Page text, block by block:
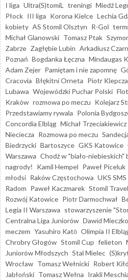
I liga Ultra(S)tomiL treningi Miedź
Płock III liga Korona Kielce Lechia
kobiety AS Stomil Olsztyn R-Gol
Michał Glanowski Tomasz Ptak
Zabrze Zagłębie Lubin Arkadiusz
Poznań Bogdanka Łęczna Mindaugas
Adam Zejer Pamiętam i nie zapomnę
Cracovia Błękitni Orneta Piotr
Lubawa Wojewódzki Puchar Polski
Kraków rozmowa po meczu Kolejarz
Przedstawiamy rywala Polonia
Concordia Elbląg Michał Trzeciakiewicz
Nieciecza Rozmowa po meczu
Biedrzycki Bartoszyce GKS Katowice
Warszawa Chodź w "biało-niebieskich"
nagrody!
Kamil Hempel Paweł Piceluk
młodsi Raków Częstochowa UKS
Radom Paweł Kaczmarek Stomil Travel
Rozwój Katowice Piotr Darmochwał
Legia II Warszawa stowarzyszenie
Centralna Liga Juniorów Dawid
meczem Yasuhiro Katō Olimpia II
Chrobry Głogów Stomil Cup felieton
Juniorów Młodszych Stal Mielec
Wrocław Tomasz Wełnicki Robert
Jabłoński Tomasz Wełna Irakli